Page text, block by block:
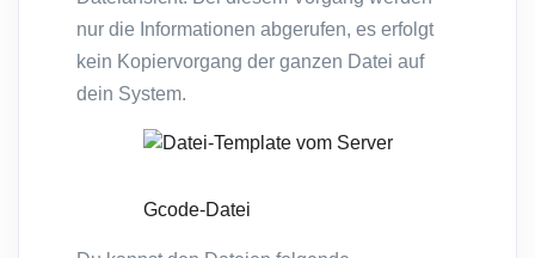
nur die Informationen abgerufen, es erfolgt
kein Kopiervorgang der ganzen Datei auf
dein System.
Gcode-Datei